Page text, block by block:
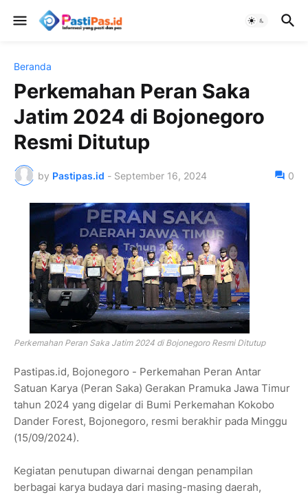
Beranda
Perkemahan Peran Saka
Jatim 2024 di Bojonegoro
Resmi Ditutup
by Pastipas.id - September 16, 2024 0
Perkemahan Peran Saka Jatim 2024 di Bojonegoro Resmi Ditutup
Pastipas.id, Bojonegoro - Perkemahan Peran Antar
Satuan Karya (Peran Saka) Gerakan Pramuka Jawa Timur
tahun 2024 yang digelar di Bumi Perkemahan Kokobo
Dander Forest, Bojonegoro, resmi berakhir pada Minggu
(15/09/2024).
Kegiatan penutupan diwarnai dengan penampilan
berbagai karya budaya dari masing-masing daerah,